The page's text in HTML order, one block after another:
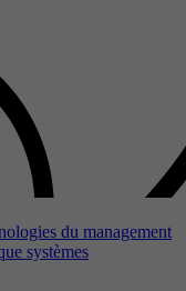
du management
systèmes